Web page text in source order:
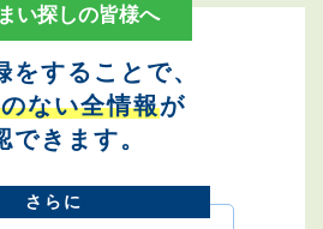
い探しの皆様へ
をすることで、
ない全情報が
できます。
さらに